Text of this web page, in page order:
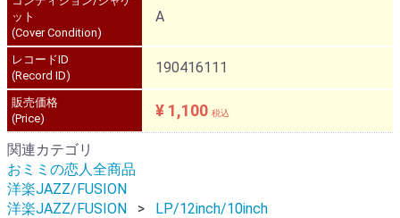
ット
(Cover Condition)
A
レコードID
(Record ID)
190416111
販売価格
(Price)
¥ 1,100 税込
関連カテゴリ
おミミの恋人全商品
洋楽JAZZ/FUSION
洋楽JAZZ/FUSION
LP/12inch/10inch